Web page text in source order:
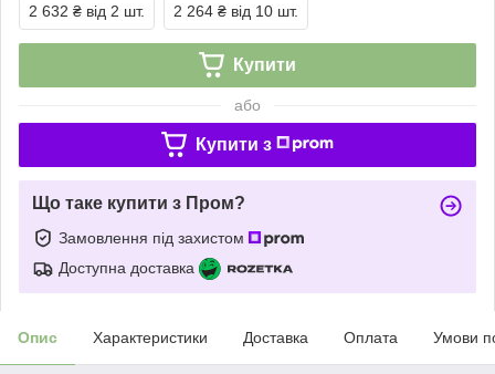
2 632 ₴ від 2 шт. 2 264 ₴ від 10 шт.
Купити
або
Купити з
Що таке купити з Пром?
Замовлення під захистом
Доступна доставка
Опис Характеристики Доставка Оплата Умови